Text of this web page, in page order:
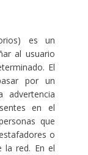
es un
al usuario
El
por un
advertencia
en el
que
o
la red. En el